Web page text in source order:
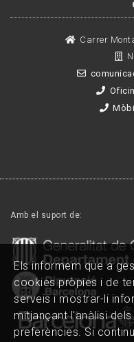
Carrer
Amb el suport de:
Els informem que a
cookies pròpies i de
serveis i mostrar-li
mitjançant l'anàlisi
preferències. Si